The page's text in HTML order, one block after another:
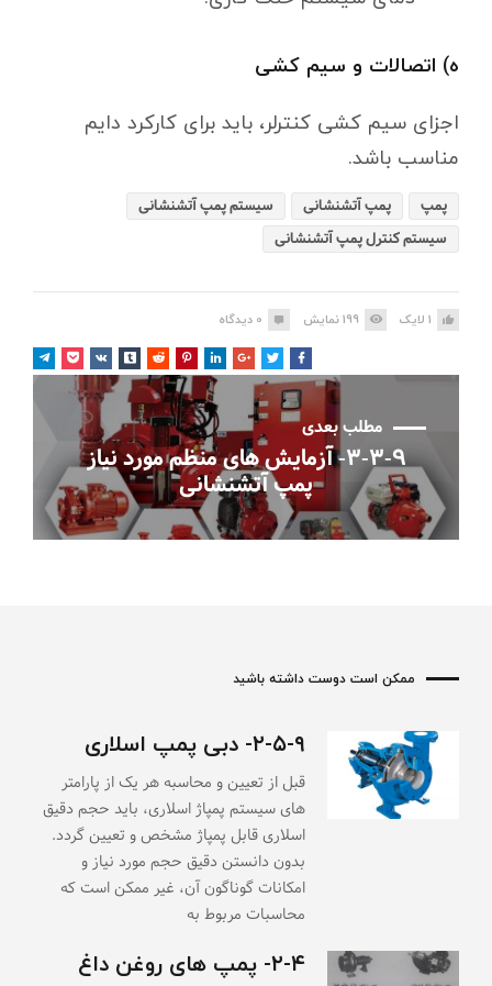
ه) اتصالات و سیم کشی
اجزای سیم کشی کنترلر، باید برای کارکرد دایم
مناسب باشد.
پمپ پمپ آتشنشانی
سیستم پمپ آتشنشانی
سیستم کنترل پمپ آتشنشانی
1 لایک 199نمایش 0 دیدگاه
مطلب بعدی
۳-۳-۹- آزمایش های منظم مورد نیاز
پمپ آتشنشانی
ممکن است دوست داشته باشید
۲-۵-۹- دبی پمپ اسلاری
قبل از تعیین و محاسبه هر یک از پارامتر
های سیستم پمپاژ اسلاری، باید حجم دقیق
اسلاری قابل پمپاژ مشخص و تعیین گردد.
بدون دانستن دقیق حجم مورد نیاز و
امکانات گوناگون آن، غیر ممکن است که
محاسبات مربوط به
۲-۴- پمپ های روغن داغ